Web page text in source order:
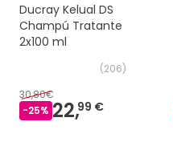
Ducray Kelual DS
Champú Tratante
2x100 ml
(206)
30,80€
-25% 22,99 €